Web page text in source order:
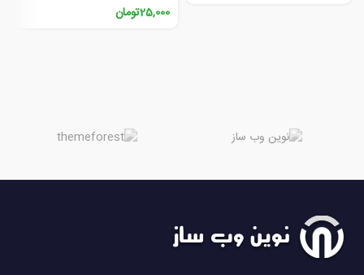
25,000تومان